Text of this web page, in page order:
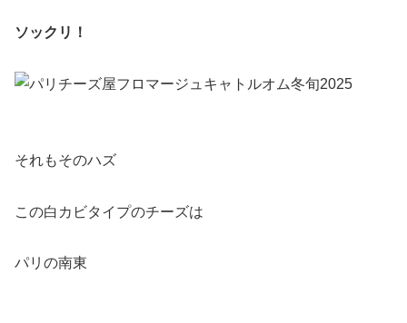
ソックリ！
それもそのハズ
この白カビタイプのチーズは
パリの南東